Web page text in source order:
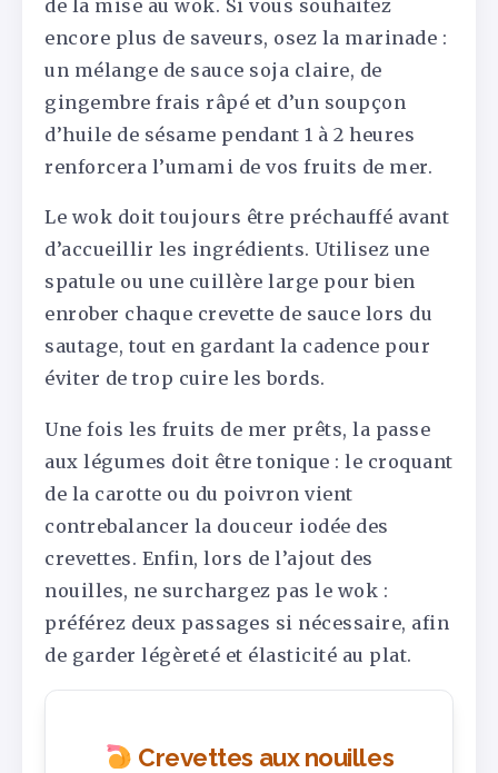
de la mise au wok. Si vous souhaitez
encore plus de saveurs, osez la marinade :
un mélange de sauce soja claire, de
gingembre frais râpé et d’un soupçon
d’huile de sésame pendant 1 à 2 heures
renforcera l’umami de vos fruits de mer.
Le wok doit toujours être préchauffé avant
d’accueillir les ingrédients. Utilisez une
spatule ou une cuillère large pour bien
enrober chaque crevette de sauce lors du
sautage, tout en gardant la cadence pour
éviter de trop cuire les bords.
Une fois les fruits de mer prêts, la passe
aux légumes doit être tonique : le croquant
de la carotte ou du poivron vient
contrebalancer la douceur iodée des
crevettes. Enfin, lors de l’ajout des
nouilles, ne surchargez pas le wok :
préférez deux passages si nécessaire, afin
de garder légèreté et élasticité au plat.
Crevettes aux nouilles